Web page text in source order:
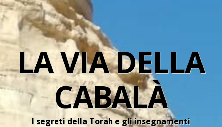
LA VIA DELLA
CABALÀ
I segreti della Torah e gli insegnamenti